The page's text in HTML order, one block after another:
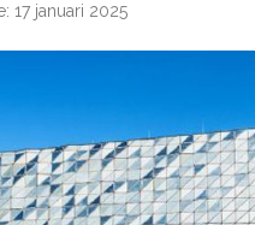
17 januari 2025